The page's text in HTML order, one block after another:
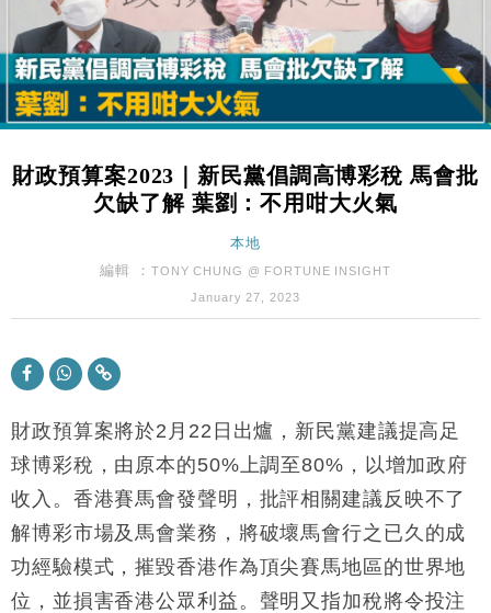
11:40
財經｜黑石傳再籌逾360億美元 支援Anthropic租用
Google晶片
10:57
財經｜美商務部擬擴大金屬關稅範圍 14類產品或加徵
25%
18:15
本地｜新世界K11 9月升級會員制度 增鉑金卡級別鎖
17:40
財經｜本港6月零售額連升14個月 珠寶鐘錶銷售升勢
最強
財經｜滙控重啟最多10億美元回購 派息比率目標維持
50%
財經｜SA售股自救後再出手 斥4億美元押注未上市公
司
11:30
市場落地
東京半島
13:12
國際｜特朗普赴洛杉磯高球場活動前 男子攜槍彈被捕
12:30
手
11:40
財經｜黑石傳再籌逾360億美元 支援Anthropic租用
Google晶片
財政預算案2023｜新民黨倡調高博彩稅 馬會批
欠缺了解 葉劉：不用咁大火氣
本地
編輯 ： TONY CHUNG @ FORTUNE INSIGHT
January 27, 2023
財政預算案將於2月22日出爐，新民黨建議提高足
球博彩稅，由原本的50%上調至80%，以增加政府
收入。香港賽馬會發聲明，批評相關建議反映不了
解博彩市場及馬會業務，將破壞馬會行之已久的成
功經驗模式，摧毀香港作為頂尖賽馬地區的世界地
位，並損害香港公眾利益。聲明又指加稅將令投注